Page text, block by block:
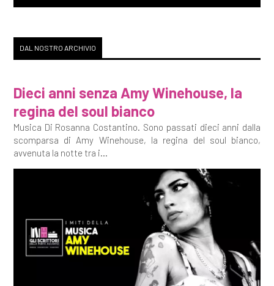
DAL NOSTRO ARCHIVIO
Dieci anni senza Amy Winehouse, la
regina del soul bianco
Musica Di Rosanna Costantino. Sono passati dieci anni dalla
scomparsa di Amy Winehouse, la regina del soul bianco,
avvenuta la notte tra i...